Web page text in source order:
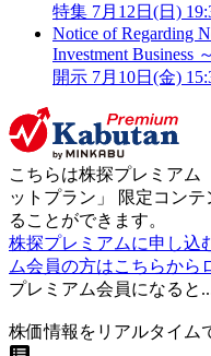
特集 7月12日(日)
Notice of Regarding
Investment Business
開示 7月10日(金)
こちらは株探プレミアム
ットプラン 」 限定コンテ
ることができます。
株探プレミアムに申し込
ム会員の方はこちらから
プレミアム会員になると
株価情報をリアルタイム